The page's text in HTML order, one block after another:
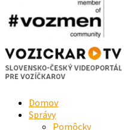
Domov
Správy
Pomôcky